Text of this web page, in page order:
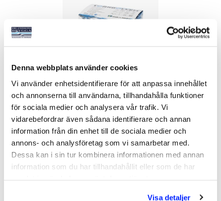
Denna webbplats använder cookies
Vi använder enhetsidentifierare för att anpassa innehållet
och annonserna till användarna, tillhandahålla funktioner
för sociala medier och analysera vår trafik. Vi
vidarebefordrar även sådana identifierare och annan
information från din enhet till de sociala medier och
annons- och analysföretag som vi samarbetar med.
Dessa kan i sin tur kombinera informationen med annan
information som du har tillhandahållit eller som de har
Visa detaljer
TORRBOLLEN
Art nr: 09518
129 kr